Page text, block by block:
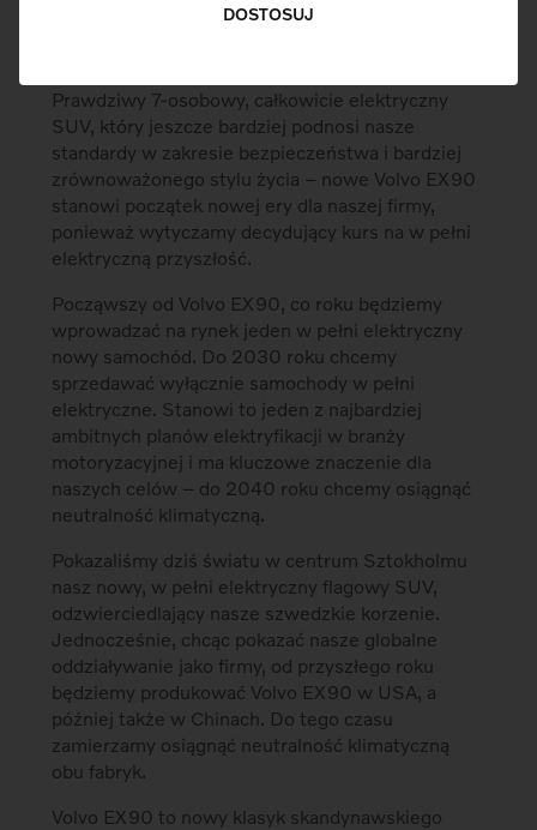
DOSTOSUJ
koniecznie przeczytaj naszwpis na blogu o
Prawdziwy 7-osobowy, całkowicie elektryczny
SUV, który jeszcze bardziej podnosi nasze
standardy w zakresie bezpieczeństwa i bardziej
zrównoważonego stylu życia – nowe Volvo EX90
stanowi początek nowej ery dla naszej firmy,
ponieważ wytyczamy decydujący kurs na w pełni
elektryczną przyszłość.
Począwszy od Volvo EX90, co roku będziemy
wprowadzać na rynek jeden w pełni elektryczny
nowy samochód. Do 2030 roku chcemy
sprzedawać wyłącznie samochody w pełni
elektryczne. Stanowi to jeden z najbardziej
ambitnych planów elektryfikacji w branży
motoryzacyjnej i ma kluczowe znaczenie dla
naszych celów – do 2040 roku chcemy osiągnąć
neutralność klimatyczną.
Pokazaliśmy dziś światu w centrum Sztokholmu
nasz nowy, w pełni elektryczny flagowy SUV,
odzwierciedlający nasze szwedzkie korzenie.
Jednocześnie, chcąc pokazać nasze globalne
oddziaływanie jako firmy, od przyszłego roku
będziemy produkować Volvo EX90 w USA, a
później także w Chinach. Do tego czasu
zamierzamy osiągnąć neutralność klimatyczną
obu fabryk.
Volvo EX90 to nowy klasyk skandynawskiego